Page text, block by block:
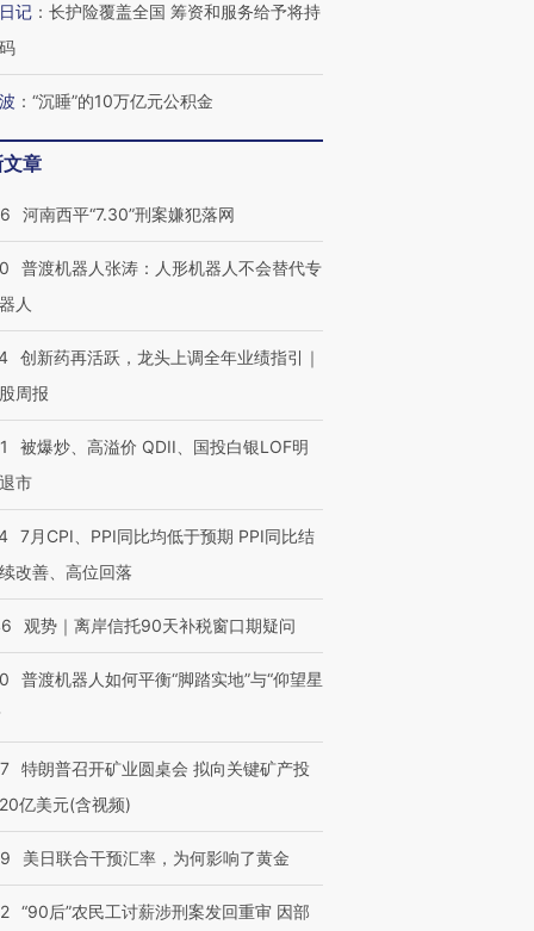
记 ： 长护险覆盖全国 筹资和服务给予将持
： “沉睡”的10万亿元公积金
章
河南西平“7.30”刑案嫌犯落网
普渡机器人张涛：人形机器人不会替代专
人
创新药再活跃，龙头上调全年业绩指引｜
周报
被爆炒、高溢价 QDII、国投白银LOF明
市
7月CPI、PPI同比均低于预期 PPI同比结
改善、高位回落
观势｜离岸信托90天补税窗口期疑问
普渡机器人如何平衡“脚踏实地”与“仰望星
特朗普召开矿业圆桌会 拟向关键矿产投
亿美元(含视频)
美日联合干预汇率，为何影响了黄金
“90后”农民工讨薪涉刑案发回重审 因部